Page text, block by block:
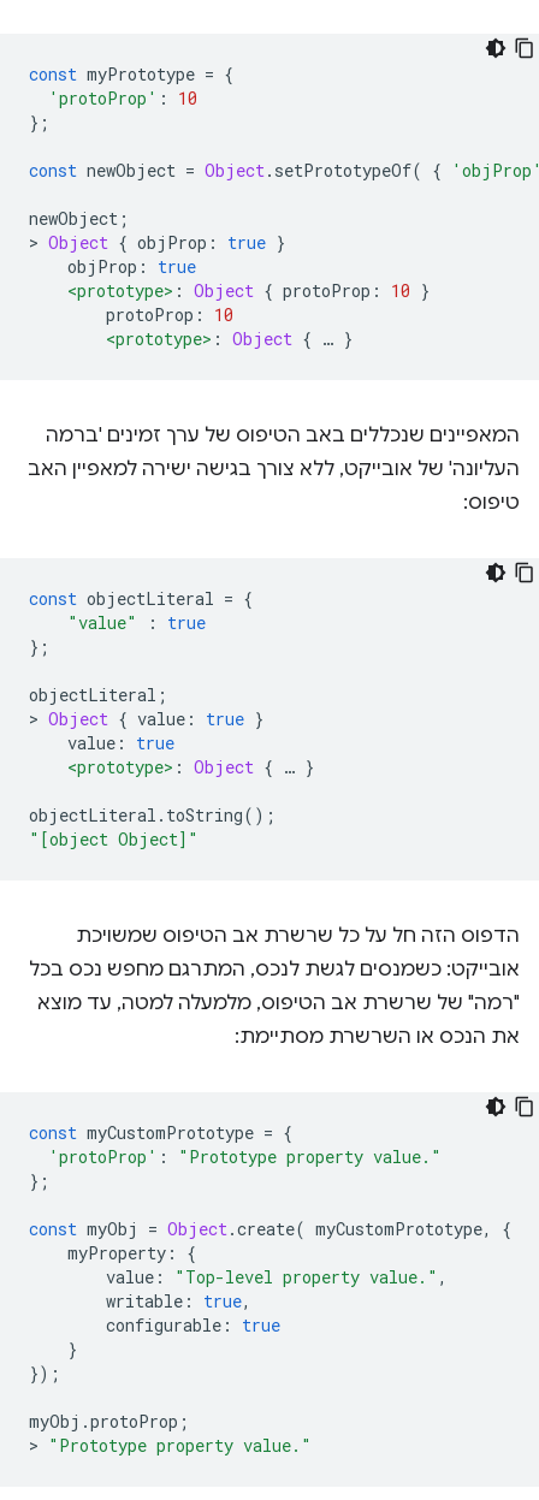
const myPrototype = {
'protoProp' :
10
};
const newObject = Object. setPrototypeOf( {
newObject ;
> Object { objProp : true }
objProp :
true
<prototype> : Object { protoProp : 10 }
protoProp :
10
<prototype> : Object { … }
המאפיינים שנכללים באב הטיפוס של ערך זמינים 'ברמה
העליונה' של אובייקט, ללא צורך בגישה ישירה למאפיין האב
טיפוס:
const objectLiteral = {
"value"
:
true
};
objectLiteral ;
> Object { value : true }
value :
true
<prototype> : Object { … }
objectLiteral . toString();
"[object Object]"
הדפוס הזה חל על כל שרשרת אב הטיפוס שמשויכת
אובייקט: כשמנסים לגשת לנכס, המתרגם מחפש נכס בכל
"רמה" של שרשרת אב הטיפוס, מלמעלה למטה, עד מוצא
את הנכס או השרשרת מסתיימת:
const myCustomPrototype = {
'protoProp' :
"Prototype property value."
};
const myObj = Object.create( myCustomPrototype,
{
myProperty :
{
value : "Top-level property value." ,
writable : true,
configurable :
true
}
});
myObj .protoProp ;
> "Prototype property value."